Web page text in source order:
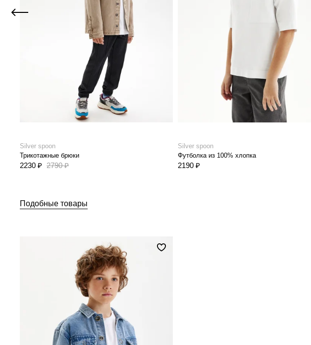
Silver spoon
Трикотажные брюки
2230 ₽ 2790 ₽
Silver spoon
Футболка из 100% хлопка
2190 ₽
Подобные товары